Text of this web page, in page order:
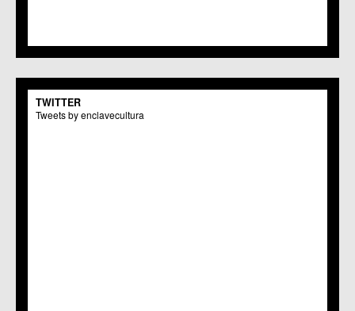
TWITTER
Tweets by enclavecultura